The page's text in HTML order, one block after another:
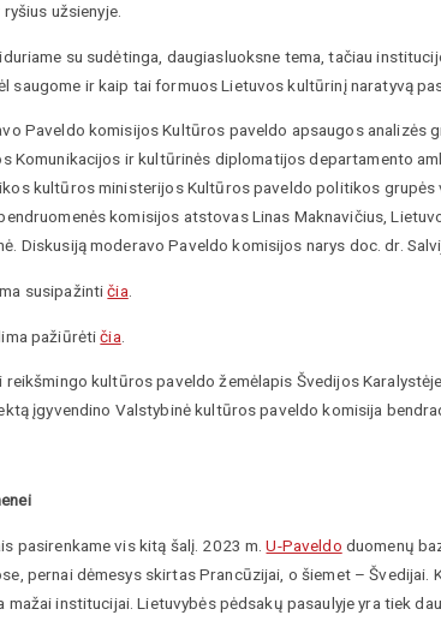
užsienyje.
su sudėtinga, daugiasluoksne tema, tačiau
saugome ir kaip tai formuos Lietuvos kultūrinį naratyvą
Paveldo komisijos Kultūros paveldo apsaugos analizės
Komunikacijos ir kultūrinės diplomatijos departamento
kultūros ministerijos Kultūros paveldo politikos grupės
komisijos atstovas Linas Maknavičius,
Diskusiją moderavo Paveldo komisijos narys doc. dr.
susipažintičia
pažiūrėtičia
reikšmingo kultūros paveldo žemėlapis Švedijos
įgyvendino Valstybinė kultūros paveldo komisija
pasirenkame vis kitą šalį. 2023 m.U-Paveldo duomenų
pernai dėmesys skirtas Prancūzijai, o šiemet –
mažai institucijai. Lietuvybės pėdsakų pasaulyje yra tiek